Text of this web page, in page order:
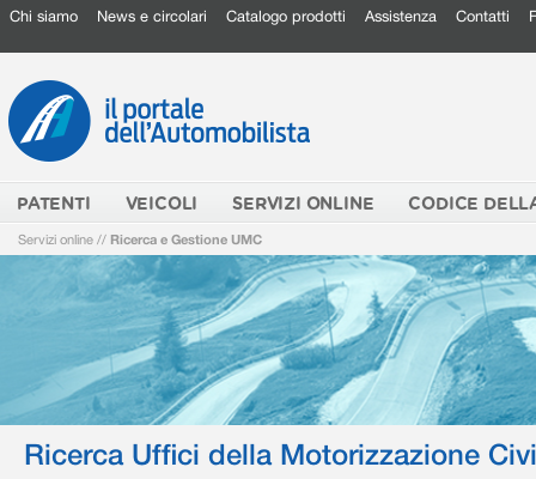
Chi siamo News e circolari Catalogo prodotti Assistenza Contatti
PATENTI VEICOLI SERVIZI ONLINE CODICE
Servizi online // Ricerca e Gestione UMC
Ricerca Uffici della Motorizzazione